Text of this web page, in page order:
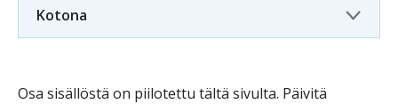
Kotona
Osa sisällöstä on piilotettu tältä sivulta. Päivitä